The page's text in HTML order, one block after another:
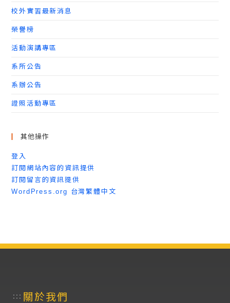
校外實習最新消息
榮譽榜
活動演講專區
系所公告
系辦公告
證照活動專區
其他操作
登入
訂閱網站內容的資訊提供
訂閱留言的資訊提供
WordPress.org 台灣繁體中文
::: 關於我們